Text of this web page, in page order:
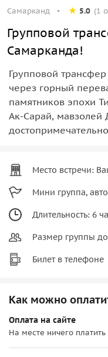
Самарканд 5.0 (1
Групповой
Самарканда!
Групповой
через горный
памятников эпохи
Ак-Сарай, мавзолей
Место встречи:
Мини группа,
Длительность: 6
Размер группы
Билет в телефоне
Как можно
Оплата на сайте
На месте ничего